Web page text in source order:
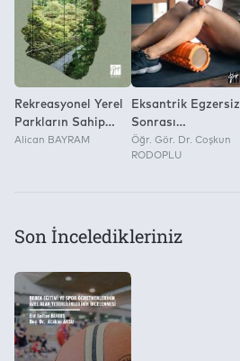
Rekreasyonel Yerel
Parkların Sahip
Olması Gereken
Alican BAYRAM
Eksantrik Egzersiz
Sonrası
Toparlanmada
Köpük Silindirin
Öğr. Gör. Dr. Coşkun
RODOPLU
Son İnceledikleriniz